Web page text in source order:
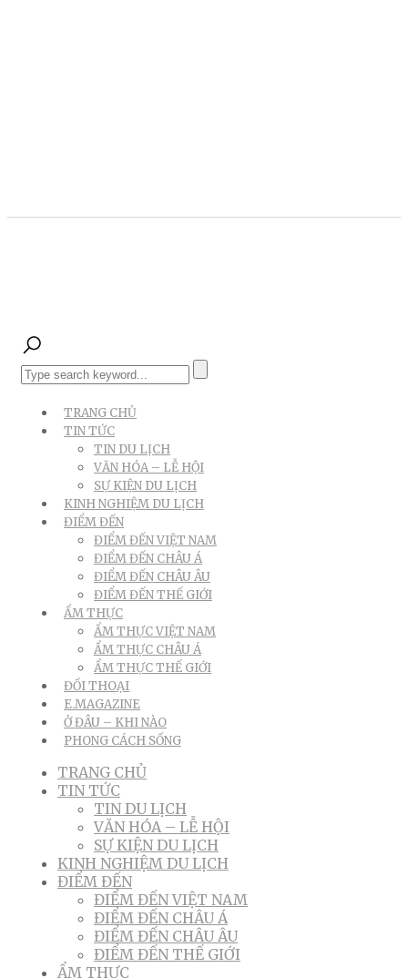
TRANG CHỦ
TIN TỨC
TIN DU LỊCH
VĂN HÓA – LỄ HỘI
SỰ KIỆN DU LỊCH
KINH NGHIỆM DU LỊCH
ĐIỂM ĐẾN
ĐIỂM ĐẾN VIỆT NAM
ĐIỂM ĐẾN CHÂU Á
ĐIỂM ĐẾN CHÂU ÂU
ĐIỂM ĐẾN THẾ GIỚI
ẨM THỰC
ẨM THỰC VIỆT NAM
ẨM THỰC CHÂU Á
ẨM THỰC THẾ GIỚI
ĐỐI THOẠI
E.MAGAZINE
Ở ĐÂU – KHI NÀO
PHONG CÁCH SỐNG
TRANG CHỦ
TIN TỨC
TIN DU LỊCH
VĂN HÓA – LỄ HỘI
SỰ KIỆN DU LỊCH
KINH NGHIỆM DU LỊCH
ĐIỂM ĐẾN
ĐIỂM ĐẾN VIỆT NAM
ĐIỂM ĐẾN CHÂU Á
ĐIỂM ĐẾN CHÂU ÂU
ĐIỂM ĐẾN THẾ GIỚI
ẨM THỰC